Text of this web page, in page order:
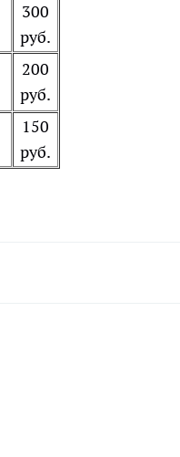
300
руб.
200
руб.
150
руб.